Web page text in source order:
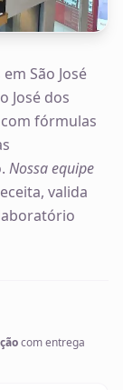
São José
José dos
fórmulas
Nossa equipe
valida
com entrega